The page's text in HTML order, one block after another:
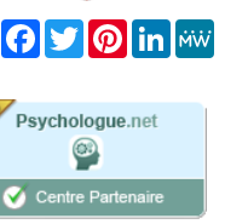
Share FacebookTwitterPinterest
LinkedIn